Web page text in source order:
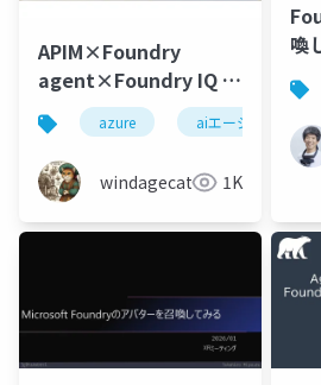
APIM×Foundry
agent×Foundry IQ に
よるナレッジエージェ
ントの実装
azure aiエージェント
windagecat 1K
喚